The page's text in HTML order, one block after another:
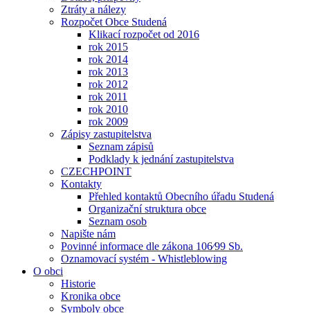
Ztráty a nálezy
Rozpočet Obce Studená
Klikací rozpočet od 2016
rok 2015
rok 2014
rok 2013
rok 2012
rok 2011
rok 2010
rok 2009
Zápisy zastupitelstva
Seznam zápisů
Podklady k jednání zastupitelstva
CZECHPOINT
Kontakty
Přehled kontaktů Obecního úřadu Studená
Organizační struktura obce
Seznam osob
Napište nám
Povinné informace dle zákona 106⁄99 Sb.
Oznamovací systém - Whistleblowing
O obci
Historie
Kronika obce
Symboly obce